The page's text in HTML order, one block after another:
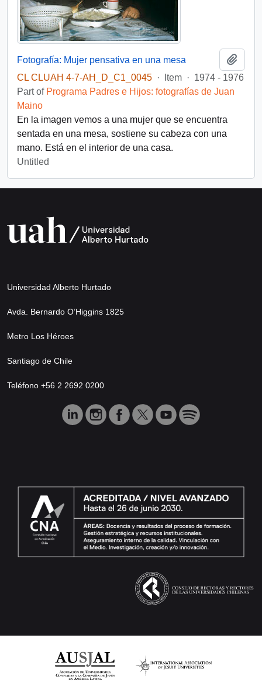
Fotografía: Mujer pensativa en una mesa
CL CLUAH 4-7-AH_D_C1_0045 · Item · 1974 - 1976
Part of Programa Padres e Hijos: fotografías de Juan
Maino
En la imagen vemos a una mujer que se encuentra
sentada en una mesa, sostiene su cabeza con una
mano. Está en el interior de una casa.
Untitled
Universidad Alberto Hurtado
Avda. Bernardo O’Higgins 1825
Metro Los Héroes
Santiago de Chile
Teléfono +56 2 2692 0200